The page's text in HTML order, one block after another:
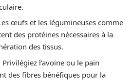
œufs et les légumineuses comme
des protéines nécessaires à la
des tissus.
Privilégiez l’avoine ou le pain
des fibres bénéfiques pour la